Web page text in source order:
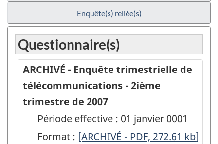
Enquête(s) reliée(s)
Questionnaire(s)
ARCHIVÉ - Enquête trimestrielle de
télécommunications - 2ième
trimestre de 2007
Période effective : 01 janvier 0001
Format : ARCHIVÉ
[ARCHIVÉ - PDF, 272.61 kb]